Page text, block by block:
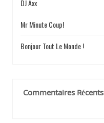
DJ Axx
Mr Minute Coup!
Bonjour Tout Le Monde !
Commentaires Récents